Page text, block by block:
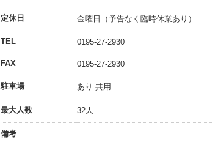
定休日 金曜日（予告なく臨時休業あり）
TEL 0195-27-2930
FAX 0195-27-2930
駐車場 あり 共用
最大人数 32人
備考